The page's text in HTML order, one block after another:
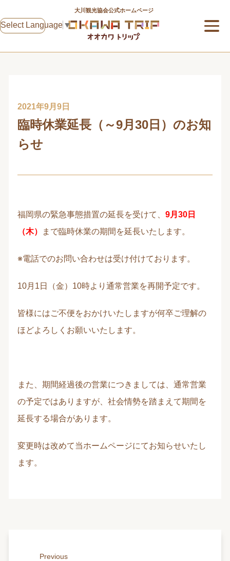
大川観光協会公式ホームページ
Select Language ▼
2021年9月9日
臨時休業延長（～9月30日）のお知
らせ
福岡県の緊急事態措置の延長を受けて、 9月30日
（木）
まで臨時休業の期間を延長いたします。
※電話でのお問い合わせは受け付けております。
10月1日（金）10時より通常営業を再開予定です。
皆様にはご不便をおかけいたしますが何卒ご理解の
ほどよろしくお願いいたします。
また、期間経過後の営業につきましては、通常営業
の予定ではありますが、社会情勢を踏まえて期間を
延長する場合があります。
変更時は改めて当ホームページにてお知らせいたし
ます。
Previous